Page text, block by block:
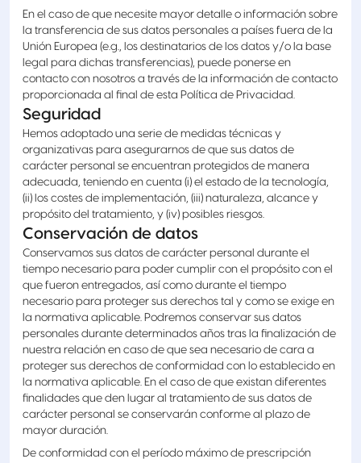
En el caso de que necesite mayor detalle o información sobre
la transferencia de sus datos personales a países fuera de la
Unión Europea (e.g., los destinatarios de los datos y/o la base
legal para dichas transferencias), puede ponerse en
contacto con nosotros a través de la información de contacto
proporcionada al final de esta Política de Privacidad.
Seguridad
Hemos adoptado una serie de medidas técnicas y
organizativas para asegurarnos de que sus datos de
carácter personal se encuentran protegidos de manera
adecuada, teniendo en cuenta (i) el estado de la tecnología,
(ii) los costes de implementación, (iii) naturaleza, alcance y
propósito del tratamiento, y (iv) posibles riesgos.
Conservación de datos
Conservamos sus datos de carácter personal durante el
tiempo necesario para poder cumplir con el propósito con el
que fueron entregados, así como durante el tiempo
necesario para proteger sus derechos tal y como se exige en
la normativa aplicable. Podremos conservar sus datos
personales durante determinados años tras la finalización de
nuestra relación en caso de que sea necesario de cara a
proteger sus derechos de conformidad con lo establecido en
la normativa aplicable. En el caso de que existan diferentes
finalidades que den lugar al tratamiento de sus datos de
carácter personal se conservarán conforme al plazo de
mayor duración.
De conformidad con el período máximo de prescripción